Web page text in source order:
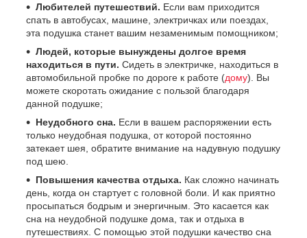
Любителей путешествий. Если вам приходится
спать в автобусах, машине, электричках или поездах,
эта подушка станет вашим незаменимым помощником;
Людей, которые вынуждены долгое время
находиться в пути. Сидеть в электричке, находиться в
автомобильной пробке по дороге к работе (дому). Вы
можете скоротать ожидание с пользой благодаря
данной подушке;
Неудобного сна. Если в вашем распоряжении есть
только неудобная подушка, от которой постоянно
затекает шея, обратите внимание на надувную подушку
под шею.
Повышения качества отдыха. Как сложно начинать
день, когда он стартует с головной боли. И как приятно
просыпаться бодрым и энергичным. Это касается как
сна на неудобной подушке дома, так и отдыха в
путешествиях. С помощью этой подушки качество сна